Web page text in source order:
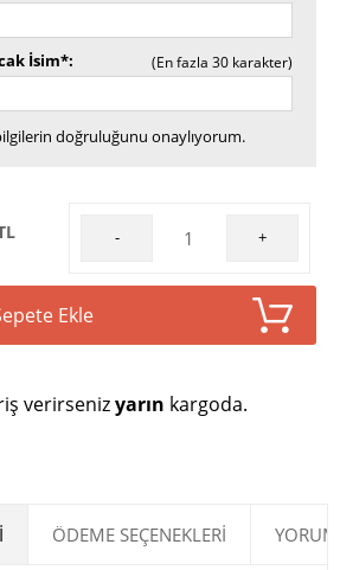
İsim* (En fazla 30 karakter)
doğruluğunu onaylıyorum.
- +
Ekle
verirsenizyarın kargoda.
ÖDEME SEÇENEKLERI